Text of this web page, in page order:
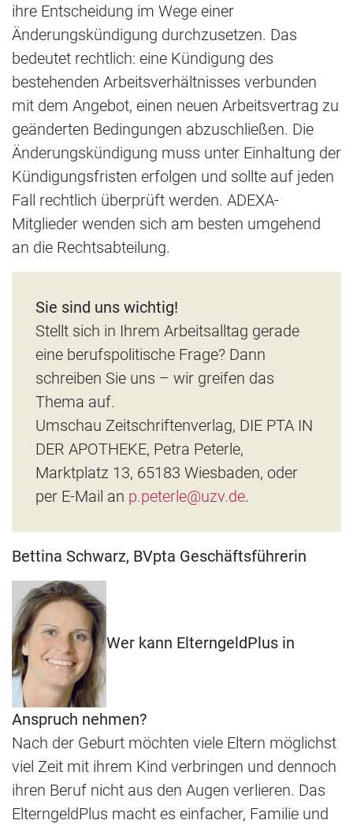
ihre Entscheidung im Wege einer
Änderungskündigung durchzusetzen. Das
bedeutet rechtlich: eine Kündigung des
bestehenden Arbeitsverhältnisses verbunden
mit dem Angebot, einen neuen Arbeitsvertrag zu
geänderten Bedingungen abzuschließen. Die
Änderungskündigung muss unter Einhaltung der
Kündigungsfristen erfolgen und sollte auf jeden
Fall rechtlich überprüft werden. ADEXA-
Mitglieder wenden sich am besten umgehend
an die Rechtsabteilung.
Sie sind uns wichtig!
Stellt sich in Ihrem Arbeitsalltag gerade
eine berufspolitische Frage? Dann
schreiben Sie uns – wir greifen das
Thema auf.
Umschau Zeitschriftenverlag, DIE PTA IN
DER APOTHEKE, Petra Peterle,
Marktplatz 13, 65183 Wiesbaden, oder
per E-Mail an p.peterle@uzv.de.
Bettina Schwarz, BVpta Geschäftsführerin
Wer kann ElterngeldPlus in
Anspruch nehmen?
Nach der Geburt möchten viele Eltern möglichst
viel Zeit mit ihrem Kind verbringen und dennoch
ihren Beruf nicht aus den Augen verlieren. Das
ElterngeldPlus macht es einfacher, Familie und